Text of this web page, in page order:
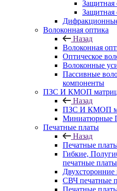
Защитная
Защитная
Волоконная оптика
Назад
Волоконная
Оптическое
Волоконные
Пассивные
компоненты
ПЗС И КМОП
Назад
ПЗС И КМОП
Миниатюрные
Печатные платы
Назад
Печатные
Гибкие,
печатные платы
СВЧ печатные
Печатные